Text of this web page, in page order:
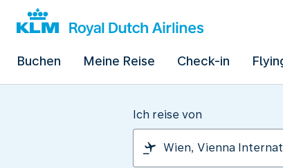
Buchen Meine Reise Check-in
Ich reise von